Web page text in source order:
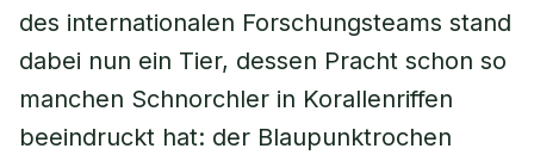
des internationalen Forschungsteams stand
dabei nun ein Tier, dessen Pracht schon so
manchen Schnorchler in Korallenriffen
beeindruckt hat: der Blaupunktrochen